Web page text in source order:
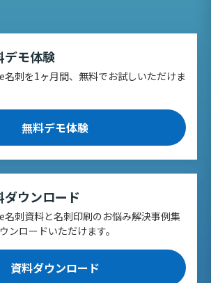
デモ体験
名刺を1ヶ月間、無料でお試しいただけま
無料デモ体験
ダウンロード
名刺資料と名刺印刷のお悩み解決事例集
ンロードいただけます。
資料ダウンロード